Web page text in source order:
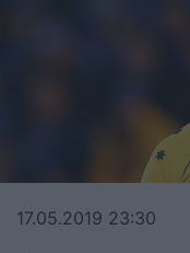
United Rugby
17.05.2019 23:30